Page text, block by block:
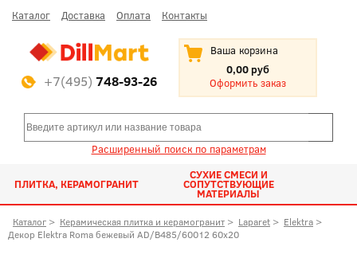
Каталог Доставка Оплата Контакты
+7(495) 748-93-26
Ваша корзина
0,00 руб
Оформить заказ
Расширенный поиск по параметрам
ПЛИТКА, КЕРАМОГРАНИТ
СУХИЕ СМЕСИ И
СОПУТСТВУЮЩИЕ
МАТЕРИАЛЫ
Каталог > Керамическая плитка и керамогранит > Laparet > Elektra >
Декор Elektra Roma бежевый AD/B485/60012 60x20